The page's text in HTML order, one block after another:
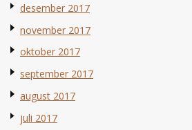
desember 2017
november 2017
oktober 2017
september 2017
august 2017
juli 2017